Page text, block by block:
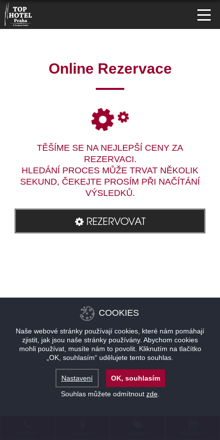
Online Rezervace
TĚŠÍME SE NA NEJLEPŠÍ CENY ZA
REZERVACI.
HLEDÁNÍ PROCES MŮŽE TRVAT NĚKOLIK
SEKUND, ČEKEJTE PROSÍM PŘI NAČÍTÁNÍ
VÝSLEDKŮ.
REZERVOVAT
COOKIES
Naše webové stránky používají cookies, které nám pomáhají
zjistit, jak jsou naše stránky používány. Abychom cookies
mohli používat, musíte nám to povolit. Kliknutím na tlačítko
„OK, souhlasím“ udělujete tento souhlas.
Nastavení
OK, souhlasím
Souhlas můžete odmítnout zde.